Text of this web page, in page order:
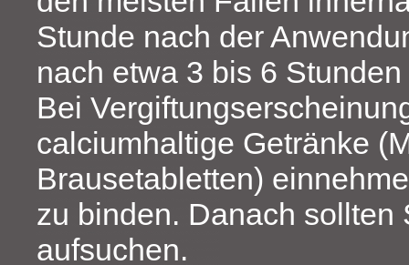
Stunde nach der
nach etwa 3 bis 6
Bei
calciumhaltige Getränke
Brausetabletten)
zu binden. Danach sollten
aufsuchen.